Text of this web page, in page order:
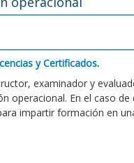
y Certificados.
examinador y
operacional. En el caso de
impartir formación en